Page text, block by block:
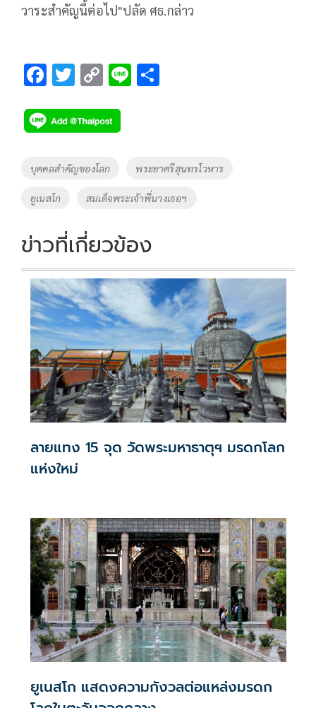
วาระสำคัญนี้ต่อไป"ปลัด ศธ.กล่าว
F
e
b
o
o
k
T
tt
er
C
p
y
Li
n
k
Li
Tags
บุคคลสำคัญของโลก พระยาศรีสุนทรโวหาร
ยูเนสโก สมเด็จพระเจ้าพี่นางเธอฯ
ข่าวที่เกี่ยวข้อง
ลายแทง 15 จุด วัดพระมหาธาตุฯ มรดกโลก
แห่งใหม่
ยูเนสโก แสดงความกังวลต่อแหล่งมรดก